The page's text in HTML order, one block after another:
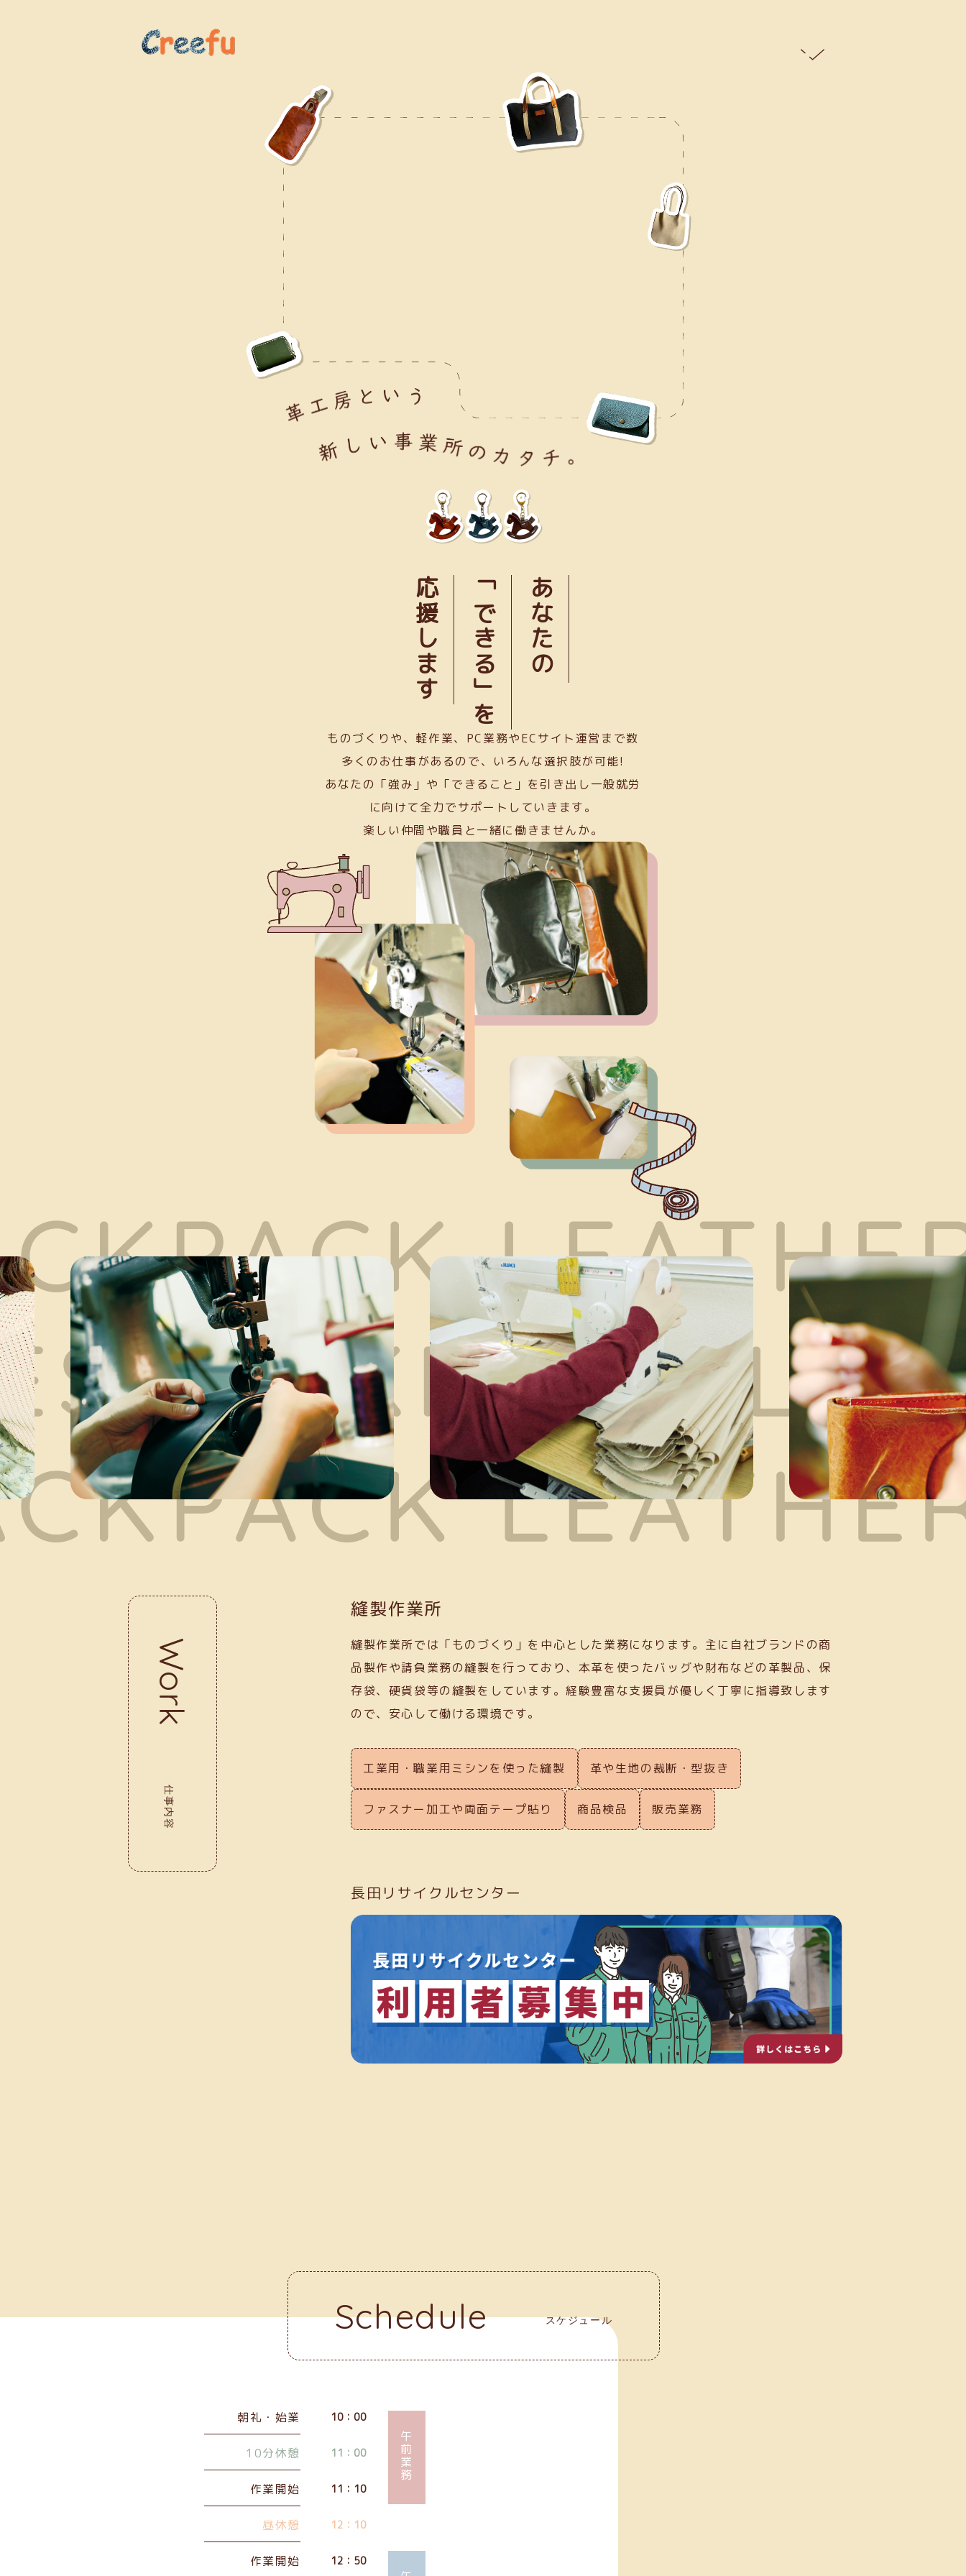
あなたの
「できる」を
応援します
ものづくりや、軽作業、PC業務やECサイト運営まで数
多くのお仕事があるので、いろんな選択肢が可能!
あなたの「強み」や「できること」を引き出し一般就労
に向けて全力でサポートしていきます。
楽しい仲間や職員と一緒に働きませんか。
Work
仕事内容
縫製作業所
縫製作業所では「ものづくり」を中心とした業務になります。主に自社ブランドの商
品製作や請負業務の縫製を行っており、本革を使ったバッグや財布などの革製品、保
存袋、硬貨袋等の縫製をしています。経験豊富な支援員が優しく丁寧に指導致します
ので、安心して働ける環境です。
工業用・職業用ミシンを使った縫製 革や生地の裁断・型抜き
ファスナー加工や両面テープ貼り 商品検品 販売業務
長田リサイクルセンター
Schedule スケジュール
朝礼・始業 10：00
10分休憩 11：00
作業開始 11：10
昼休憩 12：10
作業開始 12：50
午前業務